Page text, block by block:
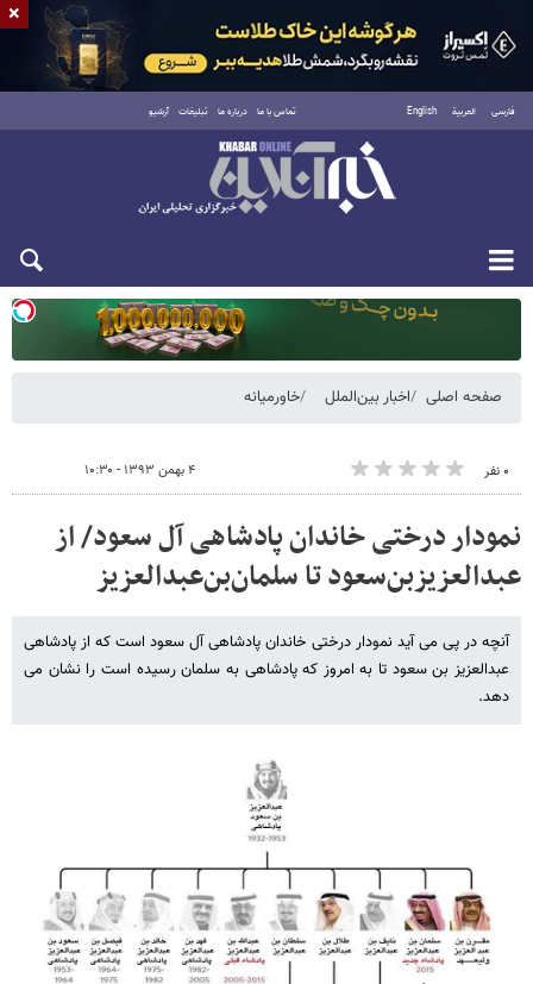
فارسی العربية English تماس با ما درباره ما تبلیغات آرشیو
یکشنبه ۱۸ مرداد ۱۴۰۵
صفحه اصلی اخبار بین‌الملل خاورمیانه
۰ نفر ۴ بهمن ۱۳۹۳ - ۱۰:۳۰
نمودار درختی خاندان پادشاهی آل سعود/ از
عبدالعزیز‌بن‌سعود تا سلمان‌بن‌عبدالعزیز
آنچه در پی می آید نمودار درختی خاندان پادشاهی آل سعود است که از پادشاهی
عبدالعزیز بن سعود تا به امروز که پادشاهی به سلمان رسیده است را نشان می
دهد.
×